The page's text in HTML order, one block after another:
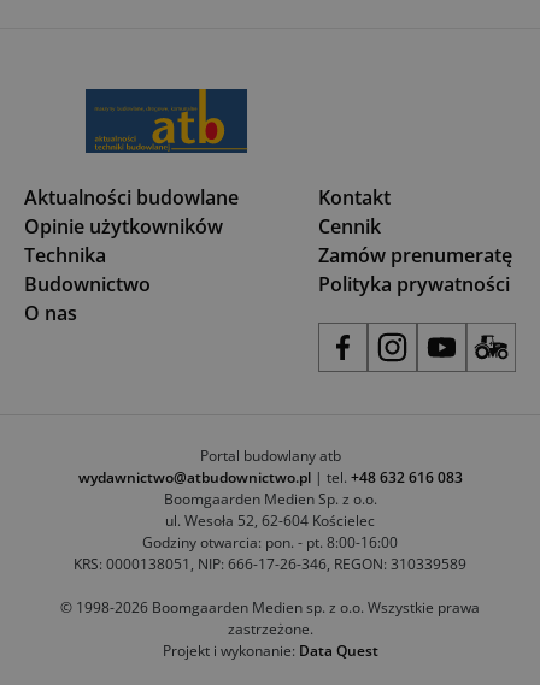
Aktualności budowlane
Opinie użytkowników
Technika
Budownictwo
O nas
Kontakt
Cennik
Zamów prenumeratę
Polityka prywatności
Portal budowlany atb
wydawnictwo@atbudownictwo.pl| tel. +48 632 616 083
Boomgaarden Medien Sp. z o.o.
ul. Wesoła 52, 62-604 Kościelec
Godziny otwarcia: pon. - pt. 8:00-16:00
KRS: 0000138051, NIP: 666-17-26-346, REGON: 310339589
© 1998-2026 Boomgaarden Medien sp. z o.o. Wszystkie prawa
zastrzeżone.
Projekt i wykonanie: Data Quest